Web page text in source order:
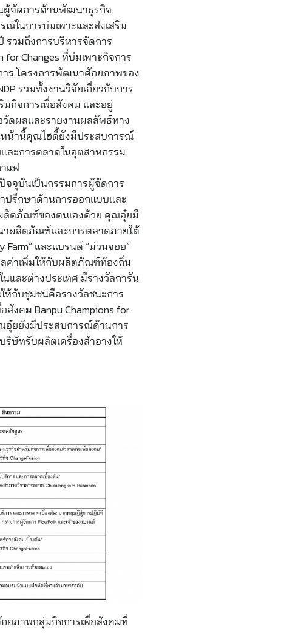
ผู้จัดการด้านพัฒนาธุรกิจ
ณ์ในการบ่มเพาะและส่งเสริม
รวมถึงการบริหารจัดการ
for Changes ที่บ่มเพาะกิจการ
าร โครงการพัฒนาศักยภาพของ
รวมทั้งงานวิจัยเกี่ยวกับการ
กิจการเพื่อสังคม และอยู่
ดผลและรายงานผลลัพธ์ทาง
หน้านี้คุณไฮดี้ยังมีประสบการณ์
ละการตลาดในอุตสาหกรรม
แฟ
จจุบันเป็นกรรมการผู้จัดการ
ปรึกษาด้านการออกแบบและ
ตภัณฑ์ของตนเองด้วย คุณอุ๋ยมี
ผลิตภัณฑ์และการตลาดภายใต้
Farm” และแบรนด์ “ม่วนจอย”
ค่าเพิ่มให้กับผลิตภัณฑ์ท้องถิ่น
และต่างประเทศ มีรางวัลการัน
กับชุมชนคือรางวัลชนะการ
สังคม Banpu Champions for
อุ๋ยยังมีประสบการณ์ด้านการ
ษัทรับผลิตเครื่องสำอางให้
ยภาพกลุ่มกิจการเพื่อสังคมที่